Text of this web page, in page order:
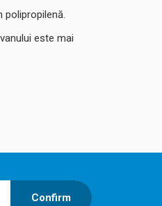
polipropilenă.
este mai
Confirm